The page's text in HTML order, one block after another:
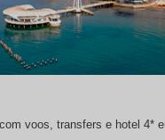
voos, transfers e hotel 4*